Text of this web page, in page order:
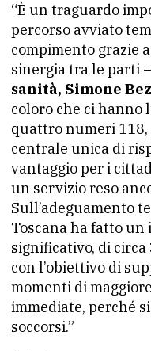
“È un traguardo
percorso avviato
compimento grazie
sinergia tra le parti
sanità, Simone
coloro che ci hanno
quattro numeri
centrale unica di
vantaggio per i
un servizio reso
Sull’adeguamento
Toscana ha fatto
significativo, di circa
con l’obiettivo di
momenti di
immediate, perché
soccorsi.”